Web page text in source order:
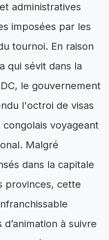
administratives
imposées par les
tournoi. En raison
qui sévit dans la
le gouvernement
l'octroi de visas
voyageant
Malgré
dans la capitale
provinces, cette
à suivre